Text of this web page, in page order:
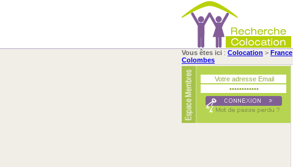
Vous êtes ici : Colocation > France
Colombes